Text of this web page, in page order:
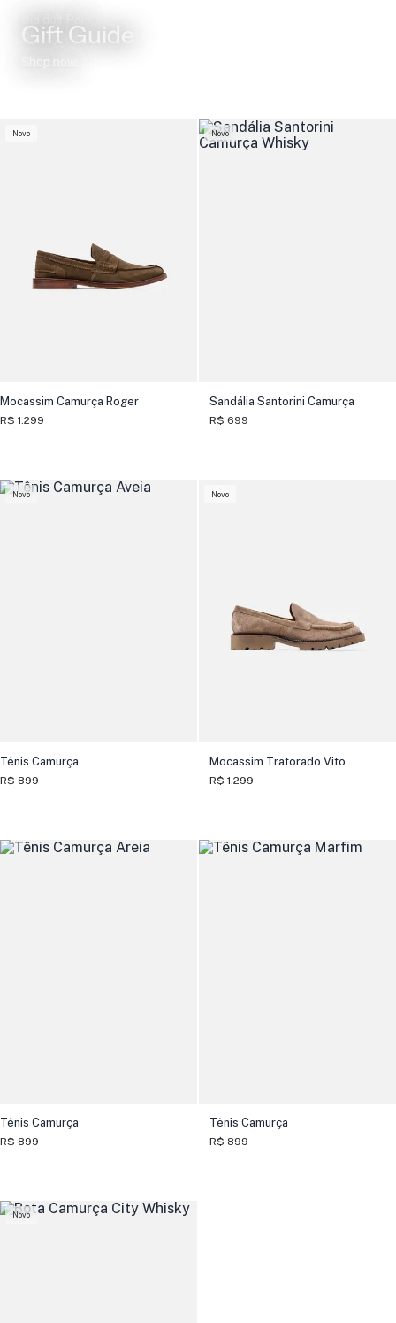
Gift Guide
Novo
Mocassim Camurça Roger
R$ 1.299
Novo
Sandália Santorini Camurça
R$ 699
Novo
Tênis Camurça
R$ 899
Novo
Mocassim Tratorado Vito Camurça
R$ 1.299
Tênis Camurça
R$ 899
Tênis Camurça
R$ 899
Novo